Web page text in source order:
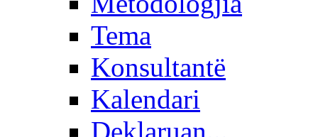
Tema
Konsultantë
Kalendari
Deklaruan...